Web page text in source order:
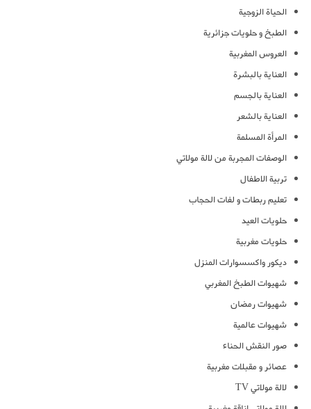
الحياة الزوجية
الطبخ و حلويات جزائرية
العروس المغربية
العناية بالبشرة
العناية بالجسم
العناية بالشعر
المرأة المسلمة
الوصفات المجربة من لالة مولاتي
تربية الاطفال
تعليم ربطات و لفات الحجاب
حلويات العيد
حلويات مغربية
ديكور واكسسوارات المنزل
شهيوات الطبخ المغربي
شهيوات رمضان
شهيوات عالمية
صور النقش الحناء
عصائر و مقبلات مغربية
لالة مولاتي TV